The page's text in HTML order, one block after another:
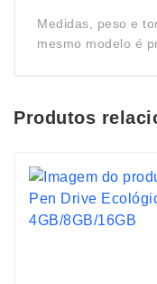
Medidas, peso e
mesmo modelo é
Produtos